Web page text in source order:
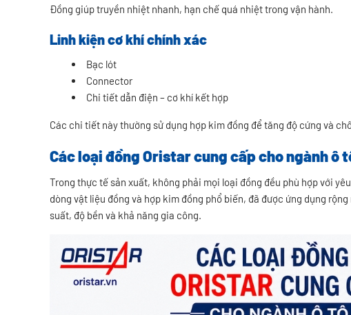
Đồng giúp truyền nhiệt nhanh, hạn chế quá nhiệt trong vận hành.
Linh kiện cơ khí chính xác
Bạc lót
Connector
Chi tiết dẫn điện – cơ khí kết hợp
Các chi tiết này thường sử dụng hợp kim đồng để tăng độ cứng và
Các loại đồng Oristar cung cấp cho ngành ô
Trong thực tế sản xuất, không phải mọi loại đồng đều phù hợp với
dòng vật liệu đồng và hợp kim đồng phổ biến, đã được ứng dụng
suất, độ bền và khả năng gia công.